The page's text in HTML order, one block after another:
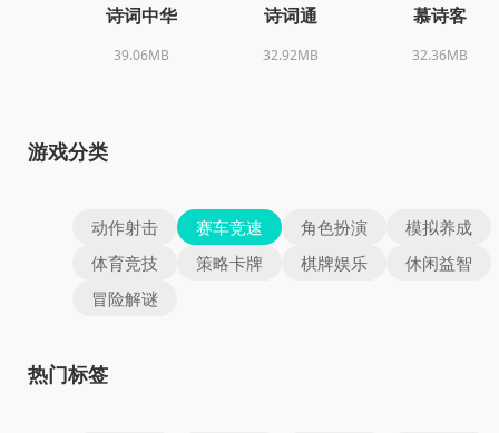
诗词中华
39.06MB
诗词通
32.92MB
慕诗客
32.36MB
游戏分类
动作射击 赛车竞速 角色扮演
模拟养成
体育竞技
策略卡牌 棋牌娱乐
休闲益智
冒险解谜
热门标签